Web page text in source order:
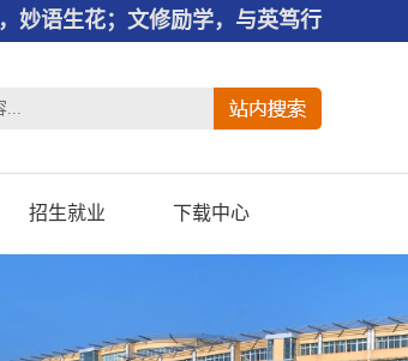
妙语生花；文修励学，与英笃行
招生就业 下载中心